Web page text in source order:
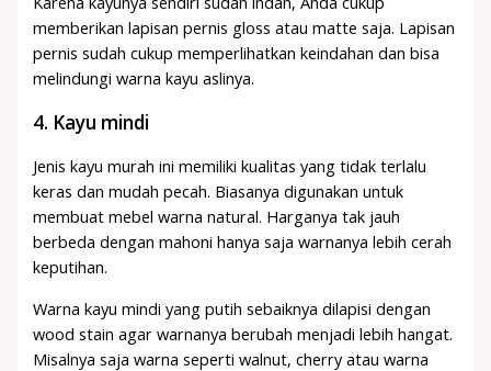
memberikan lapisan pernis gloss atau matte saja. Lapisan
pernis sudah cukup memperlihatkan keindahan dan bisa
melindungi warna kayu aslinya.
4. Kayu mindi
Jenis kayu murah ini memiliki kualitas yang tidak terlalu
keras dan mudah pecah. Biasanya digunakan untuk
membuat mebel warna natural. Harganya tak jauh
berbeda dengan mahoni hanya saja warnanya lebih cerah
keputihan.
Warna kayu mindi yang putih sebaiknya dilapisi dengan
wood stain agar warnanya berubah menjadi lebih hangat.
Misalnya saja warna seperti walnut, cherry atau warna